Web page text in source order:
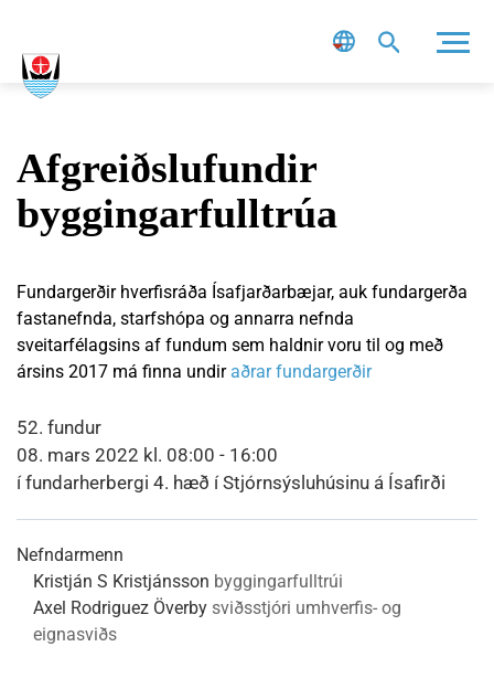
Afgreiðslufundir
byggingarfulltrúa
Fundargerðir hverfisráða Ísafjarðarbæjar, auk fundargerða
fastanefnda, starfshópa og annarra nefnda
sveitarfélagsins af fundum sem haldnir voru til og með
ársins 2017 má finna undir aðrar fundargerðir
52. fundur
08. mars 2022 kl. 08:00 - 16:00
í fundarherbergi 4. hæð í Stjórnsýsluhúsinu á Ísafirði
Nefndarmenn
Kristján S Kristjánsson byggingarfulltrúi
Axel Rodriguez Överby sviðsstjóri umhverfis- og
eignasviðs